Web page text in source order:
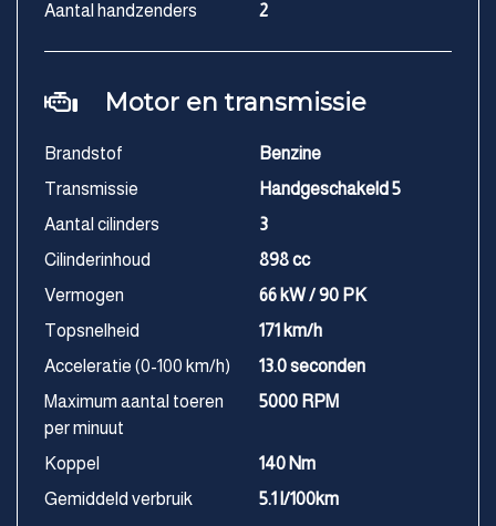
Aantal handzenders
2
Motor en transmissie
Brandstof
Benzine
Transmissie
Handgeschakeld 5
Aantal cilinders
3
Cilinderinhoud
898 cc
Vermogen
66 kW / 90 PK
Topsnelheid
171 km/h
Acceleratie (0-100 km/h)
13.0 seconden
Maximum aantal toeren
per minuut
5000 RPM
Koppel
140 Nm
Gemiddeld verbruik
5.1 l/100km